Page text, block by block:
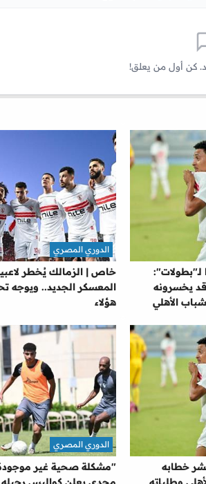
كن أول من يعلق!
يخسرونه
الأهلي
خاص | الزمالك يُخطر
المعسكر الجديد.. ويوجه
هؤلاء
الدوري المصري
خطابه
"مشكلة صحية غير
الدوري المصري